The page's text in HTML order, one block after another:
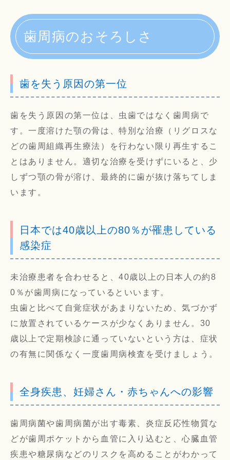
歯周病のおそろしさ
歯を失う原因の第一位
歯を失う原因の第一位は、虫歯ではなく歯周病で
す。一度溶けた顎の骨は、特別な治療（リグロスな
どの歯周組織再生療法）を行わない限り再生するこ
とはありません。適切な治療を受けずにいると、少
しずつ顎の骨が溶け、最終的に歯が抜け落ちてしま
います。
日本では40歳以上の80％が罹患している
感染症
未治療患者を合わせると、40歳以上の日本人の約8
0％が歯周病になっているといいます。
虫歯と比べて自覚症状があまりないため、気づかず
に放置されているケースが少なくありません。30
歳以上で定期検診に通っていないという方は、症状
の有無に関係なく一度歯周病検査を受けましょう。
全身疾患、妊婦さん・赤ちゃんへの影響
歯周病菌や歯周病菌が出す毒素、炎症反応性物質な
どが歯周ポケットから血管に入り込むと、心臓血管
疾患や糖尿病などのリスクを高めることがわかって